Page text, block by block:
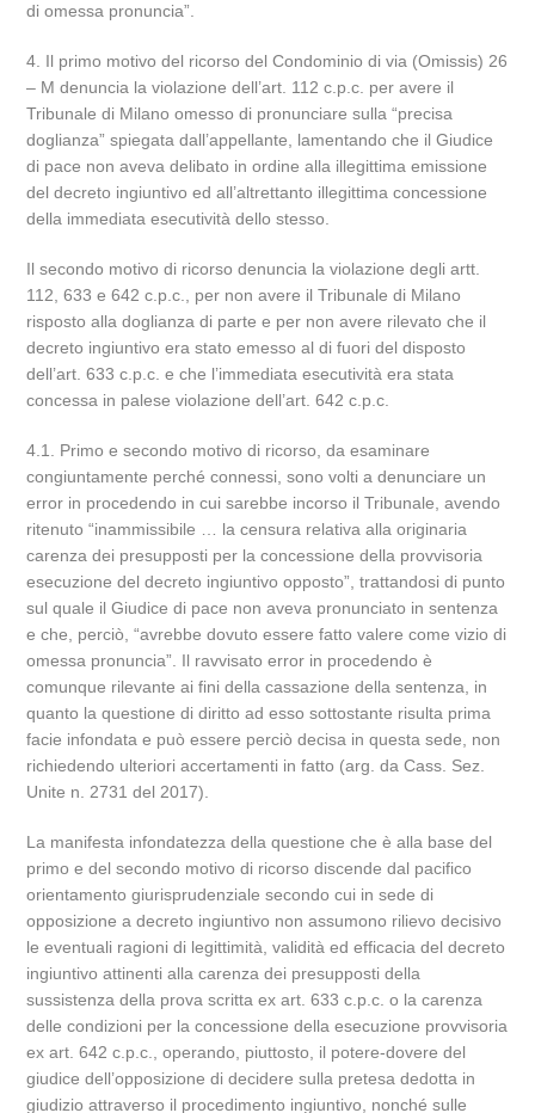
di omessa pronuncia”.
4. Il primo motivo del ricorso del Condominio di via (Omissis) 26
– M denuncia la violazione dell’art. 112 c.p.c. per avere il
Tribunale di Milano omesso di pronunciare sulla “precisa
doglianza” spiegata dall’appellante, lamentando che il Giudice
di pace non aveva delibato in ordine alla illegittima emissione
del decreto ingiuntivo ed all’altrettanto illegittima concessione
della immediata esecutività dello stesso.
Il secondo motivo di ricorso denuncia la violazione degli artt.
112, 633 e 642 c.p.c., per non avere il Tribunale di Milano
risposto alla doglianza di parte e per non avere rilevato che il
decreto ingiuntivo era stato emesso al di fuori del disposto
dell’art. 633 c.p.c. e che l’immediata esecutività era stata
concessa in palese violazione dell’art. 642 c.p.c.
4.1. Primo e secondo motivo di ricorso, da esaminare
congiuntamente perché connessi, sono volti a denunciare un
error in procedendo in cui sarebbe incorso il Tribunale, avendo
ritenuto “inammissibile … la censura relativa alla originaria
carenza dei presupposti per la concessione della provvisoria
esecuzione del decreto ingiuntivo opposto”, trattandosi di punto
sul quale il Giudice di pace non aveva pronunciato in sentenza
e che, perciò, “avrebbe dovuto essere fatto valere come vizio di
omessa pronuncia”. Il ravvisato error in procedendo è
comunque rilevante ai fini della cassazione della sentenza, in
quanto la questione di diritto ad esso sottostante risulta prima
facie infondata e può essere perciò decisa in questa sede, non
richiedendo ulteriori accertamenti in fatto (arg. da Cass. Sez.
Unite n. 2731 del 2017).
La manifesta infondatezza della questione che è alla base del
primo e del secondo motivo di ricorso discende dal pacifico
orientamento giurisprudenziale secondo cui in sede di
opposizione a decreto ingiuntivo non assumono rilievo decisivo
le eventuali ragioni di legittimità, validità ed efficacia del decreto
ingiuntivo attinenti alla carenza dei presupposti della
sussistenza della prova scritta ex art. 633 c.p.c. o la carenza
delle condizioni per la concessione della esecuzione provvisoria
ex art. 642 c.p.c., operando, piuttosto, il potere-dovere del
giudice dell’opposizione di decidere sulla pretesa dedotta in
giudizio attraverso il procedimento ingiuntivo, nonché sulle